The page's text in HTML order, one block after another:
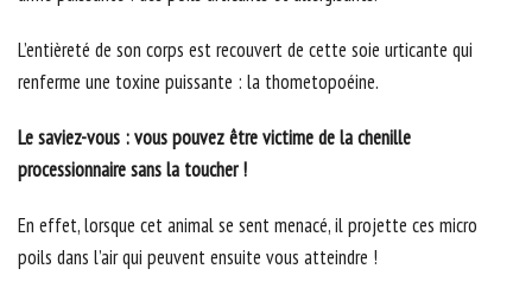
L’entièreté de son corps est recouvert de cette soie urticante qui
renferme une toxine puissante : la thometopoéine.
Le saviez-vous : vous pouvez être victime de la chenille
processionnaire sans la toucher !
En effet, lorsque cet animal se sent menacé, il projette ces micro
poils dans l’air qui peuvent ensuite vous atteindre !